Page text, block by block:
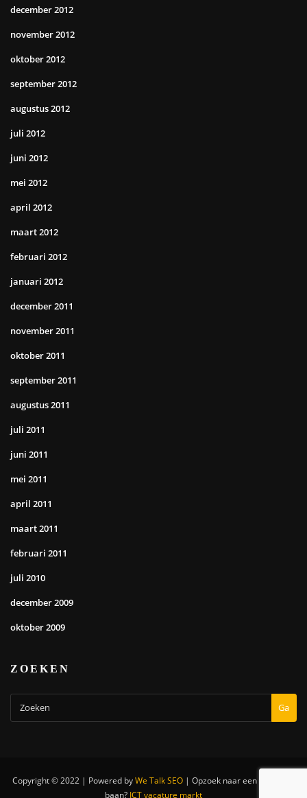
december 2012
november 2012
oktober 2012
september 2012
augustus 2012
juli 2012
juni 2012
mei 2012
april 2012
maart 2012
februari 2012
januari 2012
december 2011
november 2011
oktober 2011
september 2011
augustus 2011
juli 2011
juni 2011
mei 2011
april 2011
maart 2011
februari 2011
juli 2010
december 2009
oktober 2009
ZOEKEN
Ga
Copyright © 2022 | Powered byWe Talk SEO | Opzoek naar een nieuwe IT
baan? ICT vacature markt